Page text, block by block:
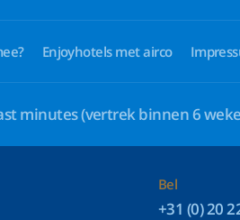
Enjoyhotels met airco
minutes(vertrek binnen 6
Bel
+31 (0) 20